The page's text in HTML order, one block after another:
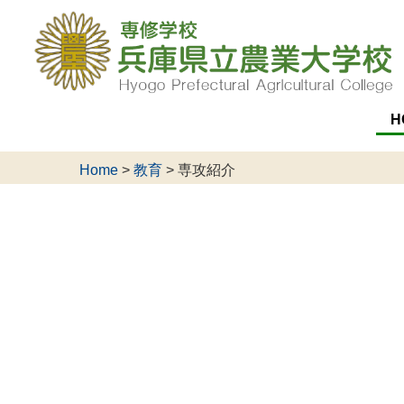
Home > 教育 > 専攻紹介